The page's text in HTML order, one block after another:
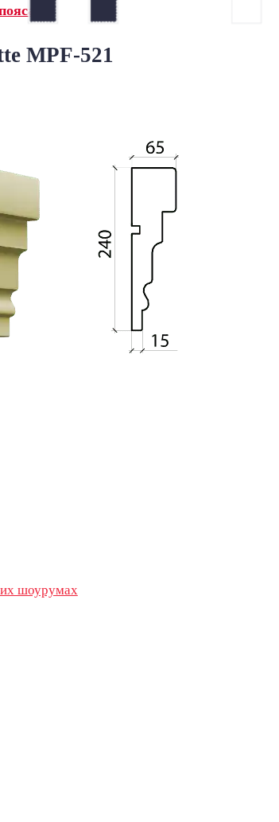
MPF-521
шоурумах